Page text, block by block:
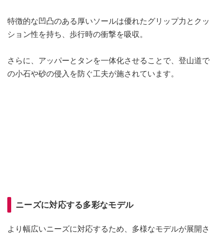
特徴的な凹凸のある厚いソールは優れたグリップ力とクッ
ション性を持ち、歩行時の衝撃を吸収。
さらに、アッパーとタンを一体化させることで、登山道で
の小石や砂の侵入を防ぐ工夫が施されています。
ニーズに対応する多彩なモデル
より幅広いニーズに対応するため、多様なモデルが展開さ